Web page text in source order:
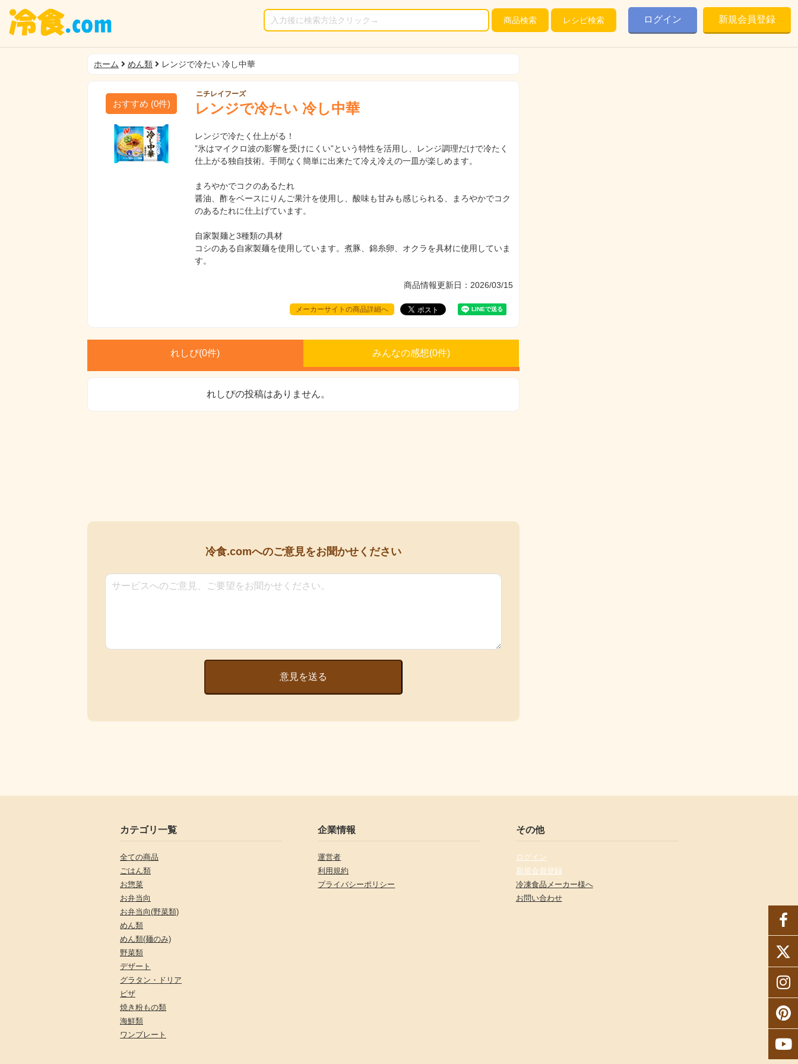
商品検索 レシピ検索 ログイン 新規会員登録
ホーム めん類 レンジで冷たい 冷し中華
おすすめ (0件)
ニチレイフーズ
レンジで冷たい 冷し中華
レンジで冷たく仕上がる！
”氷はマイクロ波の影響を受けにくい”という特性を活用し、レンジ調理だけで冷たく
仕上がる独自技術。手間なく簡単に出来たて冷え冷えの一皿が楽しめます。
まろやかでコクのあるたれ
醤油、酢をベースにりんご果汁を使用し、酸味も甘みも感じられる、まろやかでコク
のあるたれに仕上げています。
自家製麺と3種類の具材
コシのある自家製麺を使用しています。煮豚、錦糸卵、オクラを具材に使用していま
す。
商品情報更新日：2026/03/15
メーカーサイトの商品詳細へ
れしぴ(0件) みんなの感想(0件)
れしぴの投稿はありません。
冷食.comへのご意見をお聞かせください
意見を送る
カテゴリ一覧
全ての商品
ごはん類
お惣菜
お弁当向
お弁当向(野菜類)
めん類
めん類(麺のみ)
野菜類
デザート
グラタン・ドリア
ピザ
焼き粉もの類
海鮮類
ワンプレート
企業情報
運営者
利用規約
プライバシーポリシー
その他
ログイン
新規会員登録
冷凍食品メーカー様へ
お問い合わせ